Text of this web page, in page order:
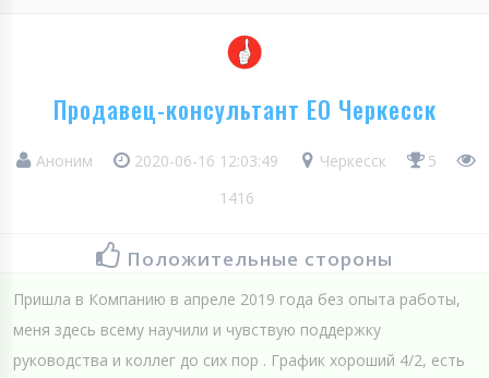
Продавец-консультант ЕО Черкесск
Аноним 2020-06-16 12:03:49 Черкесск
5
1416
Положительные стороны
Пришла в Компанию в апреле 2019 года без опыта работы,
меня здесь всему научили и чувствую поддержку
руководства и коллег до сих пор . График хороший 4/2, есть